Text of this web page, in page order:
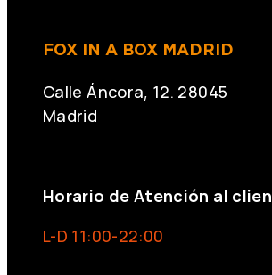
FOX IN A BOX MADRID
Calle Áncora, 12. 28045
Madrid
Horario de Atención al
L-D 11:00-22:00